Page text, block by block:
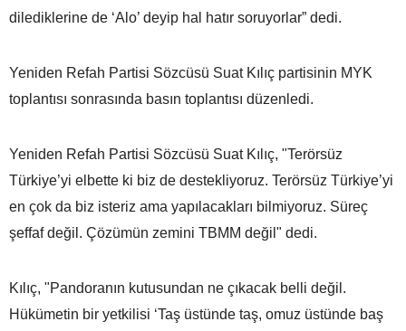
dilediklerine de ‘Alo’ deyip hal hatır soruyorlar” dedi.
Yeniden Refah Partisi Sözcüsü Suat Kılıç partisinin MYK
toplantısı sonrasında basın toplantısı düzenledi.
Yeniden Refah Partisi Sözcüsü Suat Kılıç, "Terörsüz
Türkiye’yi elbette ki biz de destekliyoruz. Terörsüz Türkiye’yi
en çok da biz isteriz ama yapılacakları bilmiyoruz. Süreç
şeffaf değil. Çözümün zemini TBMM değil" dedi.
Kılıç, "Pandoranın kutusundan ne çıkacak belli değil.
Hükümetin bir yetkilisi ‘Taş üstünde taş, omuz üstünde baş